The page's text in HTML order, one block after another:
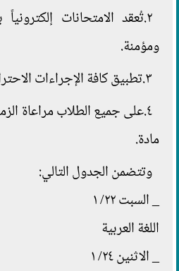
٢.تُعقد الامتحانات
ومؤمنة.
٣.تطبيق كافة الإجراءات الاحترازية.
٤.على جميع الطلاب مراعاة
مادة.
وتتضمن الجدول التالي:
_ السبت ٢٢/ ١
اللغة العربية
_ الاثنين ٢٤/ ١